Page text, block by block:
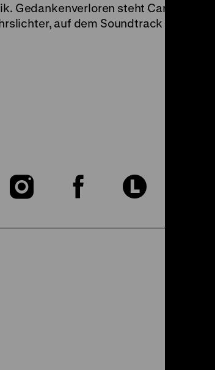
Gedankenverloren steht Can nachts
auf dem Soundtrack leiser Trip
Zu
Zu
Zu